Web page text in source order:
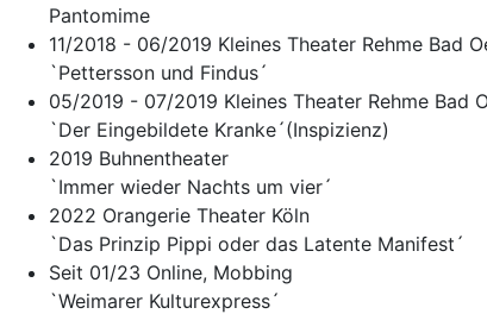
Pantomime
11/2018 - 06/2019 Kleines Theater Rehme Bad
`Pettersson und Findus´
05/2019 - 07/2019 Kleines Theater Rehme Bad
`Der Eingebildete Kranke´(Inspizienz)
2019 Buhnentheater
`Immer wieder Nachts um vier´
2022 Orangerie Theater Köln
`Das Prinzip Pippi oder das Latente Manifest´
Seit 01/23 Online, Mobbing
`Weimarer Kulturexpress´